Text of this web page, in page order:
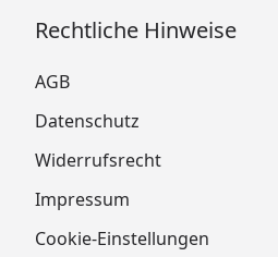
Rechtliche Hinweise
AGB
Datenschutz
Widerrufsrecht
Impressum
Cookie-Einstellungen